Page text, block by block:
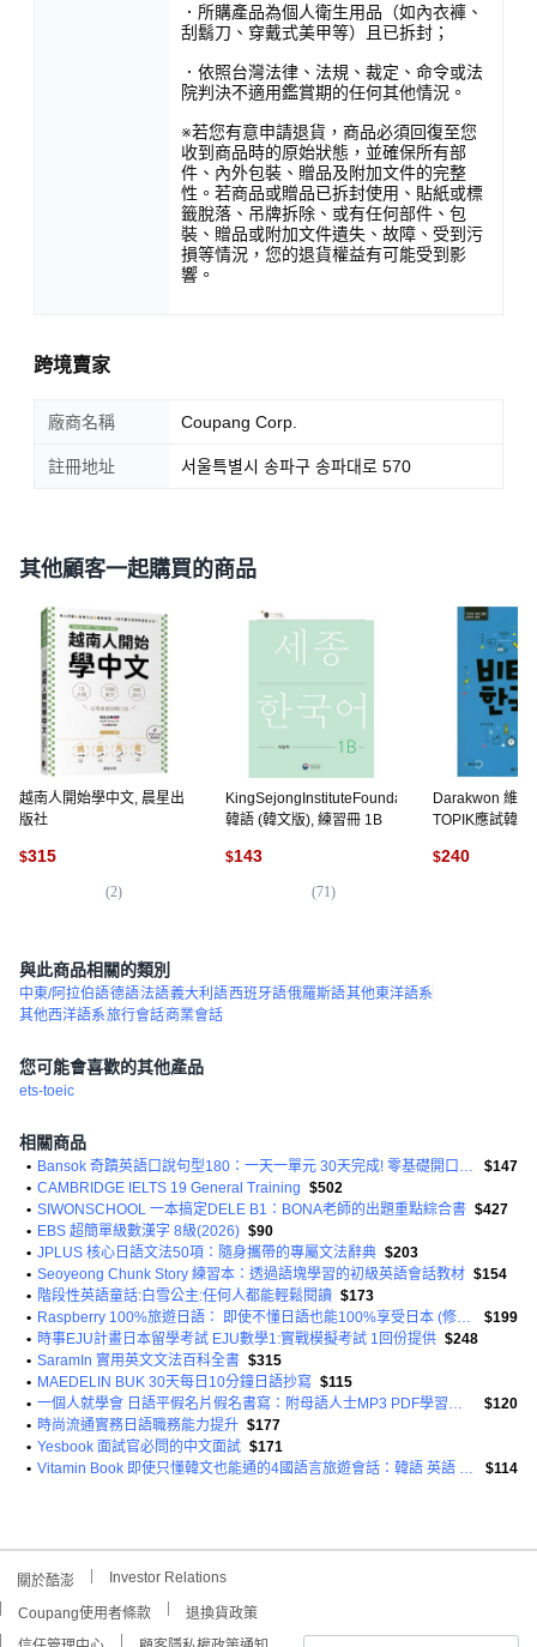
．所購產品為個人衛生用品（如內衣褲、
刮鬍刀、穿戴式美甲等）且已拆封；
．依照台灣法律、法規、裁定、命令或法
院判決不適用鑑賞期的任何其他情況。
※若您有意申請退貨，商品必須回復至您
收到商品時的原始狀態，並確保所有部
件、內外包裝、贈品及附加文件的完整
性。若商品或贈品已拆封使用、貼紙或標
籤脫落、吊牌拆除、或有任何部件、包
裝、贈品或附加文件遺失、故障、受到污
損等情況，您的退貨權益有可能受到影
響。
跨境賣家
廠商名稱 Coupang Corp.
註冊地址 서울특별시 송파구 송파대로 570
其他顧客一起購買的商品
越南人開始學中文, 晨星出
版社
$315
(2)
KingSejongInstituteFoundation
韓語 (韓文版), 練習冊 1B
$143
(71)
Darakwon 維他
TOPIK應試韓語
$240
與此商品相關的類別
中東/阿拉伯語德語法語義大利語西班牙語俄羅斯語其他東洋語系
其他西洋語系旅行會話商業會話
您可能會喜歡的其他產品
ets-toeic
相關商品
• Bansok 奇蹟英語口說句型180：一天一單元 30天完成! 零基礎開口說專案
$147
• CAMBRIDGE IELTS 19 General Training $502
• SIWONSCHOOL 一本搞定DELE B1：BONA老師的出題重點綜合書 $427
• EBS 超簡單級數漢字 8級(2026) $90
• JPLUS 核心日語文法50項：隨身攜帶的專屬文法辭典 $203
• Seoyeong Chunk Story 練習本：透過語塊學習的初級英語會話教材 $154
• 階段性英語童話:白雪公主:任何人都能輕鬆閱讀 $173
•
Raspberry 100%旅遊日語： 即使不懂日語也能100%享受日本 (修訂版)
$199
• 時事EJU計畫日本留學考試 EJU數學1:實戰模擬考試 1回份提供 $248
• SaramIn 實用英文文法百科全書 $315
• MAEDELIN BUK 30天每日10分鐘日語抄寫 $115
•
一個人就學會 日語平假名片假名書寫：附母語人士MP3 PDF學習資料
$120
• 時尚流通實務日語職務能力提升 $177
• Yesbook 面試官必問的中文面試 $171
•
Vitamin Book 即使只懂韓文也能通的4國語言旅遊會話：韓語 英語 日語 中文 $114
關於酷澎 Investor Relations
Coupang使用者條款
退換貨政策